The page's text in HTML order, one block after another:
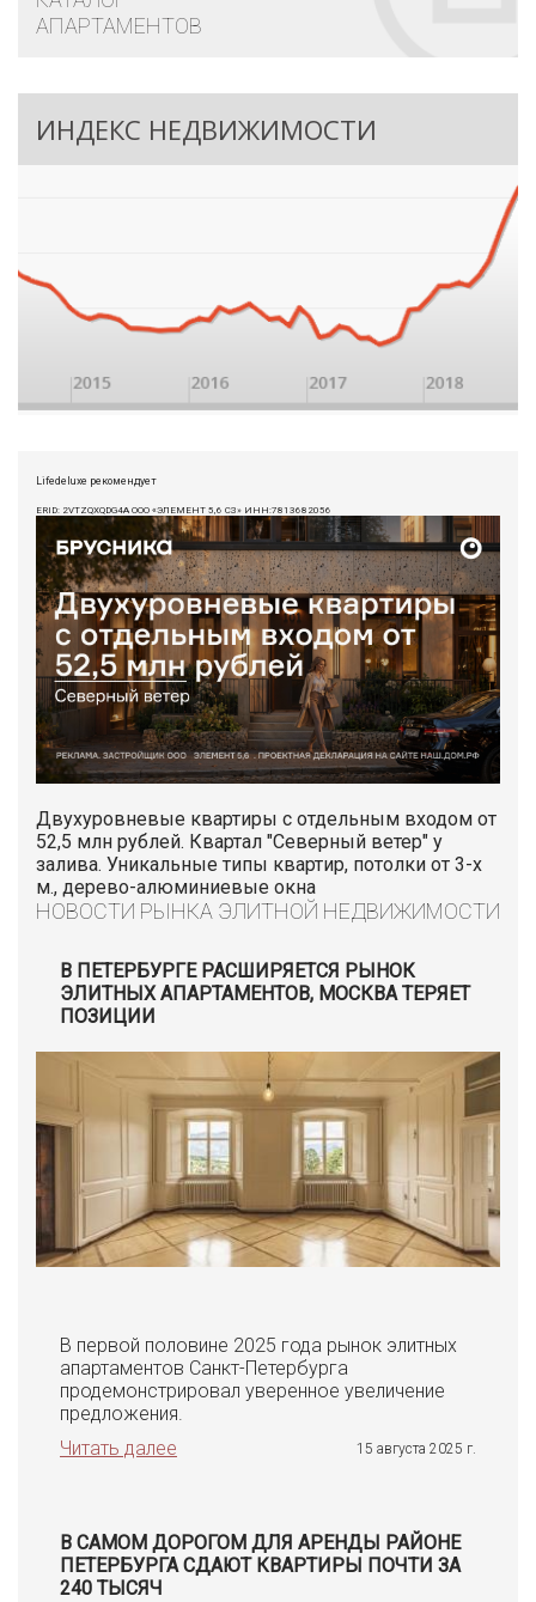
АПАРТАМЕНТОВ
ИНДЕКС НЕДВИЖИМОСТИ
Lifedeluxe рекомендует
ERID: 2VTZQXQDG4A ООО «ЭЛЕМЕНТ 5,6 СЗ» ИНН:7813682056
Двухуровневые квартиры с отдельным входом от
52,5 млн рублей. Квартал "Северный ветер" у
залива. Уникальные типы квартир, потолки от 3-х
м., дерево-алюминиевые окна
НОВОСТИ РЫНКА ЭЛИТНОЙ НЕДВИЖИМОСТИ
В ПЕТЕРБУРГЕ РАСШИРЯЕТСЯ РЫНОК
ЭЛИТНЫХ АПАРТАМЕНТОВ, МОСКВА ТЕРЯЕТ
ПОЗИЦИИ
В первой половине 2025 года рынок элитных
апартаментов Санкт-Петербурга
продемонстрировал уверенное увеличение
предложения.
Читать далее
15 августа 2025 г.
В САМОМ ДОРОГОМ ДЛЯ АРЕНДЫ РАЙОНЕ
ПЕТЕРБУРГА СДАЮТ КВАРТИРЫ ПОЧТИ ЗА
240 ТЫСЯЧ